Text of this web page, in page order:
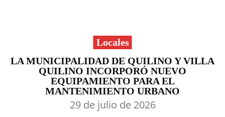
Locales
LA MUNICIPALIDAD DE QUILINO Y VILLA
QUILINO INCORPORÓ NUEVO
EQUIPAMIENTO PARA EL
MANTENIMIENTO URBANO
29 de julio de 2026